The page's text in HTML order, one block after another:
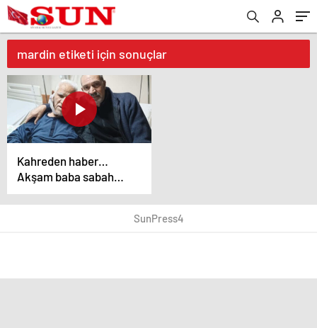
mardin etiketi için sonuçlar
Kahreden haber…
Akşam baba sabah
oğlu öldü!
SunPress4